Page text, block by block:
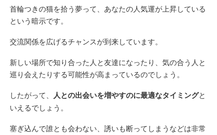
首輪つきの猫を拾う夢って、あなたの人気運が上昇している
という暗示です。
交流関係を広げるチャンスが到来しています。
新しい場所で知り合った人と友達になったり、気の合う人と
巡り会えたりする可能性が高まっているのでしょう。
したがって、 人との出会いを増やすのに最適なタイミングと
いえるでしょう。
塞ぎ込んで誰とも会わない、誘いも断ってしまうなどは非常